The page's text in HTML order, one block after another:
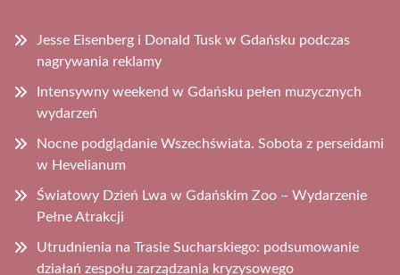
Jesse Eisenberg i Donald Tusk w Gdańsku podczas
nagrywania reklamy
Intensywny weekend w Gdańsku pełen muzycznych
wydarzeń
Nocne podglądanie Wszechświata. Sobota z perseidami
w Hevelianum
Światowy Dzień Lwa w Gdańskim Zoo – Wydarzenie
Pełne Atrakcji
Utrudnienia na Trasie Sucharskiego: podsumowanie
działań zespołu zarządzania kryzysowego